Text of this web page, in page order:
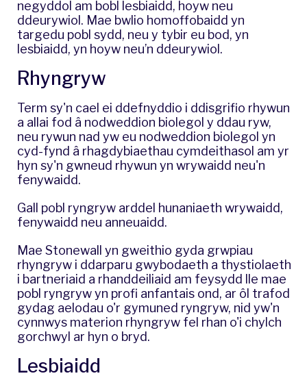
negyddol am bobl lesbiaidd, hoyw neu
ddeurywiol. Mae bwlio homoffobaidd yn
targedu pobl sydd, neu y tybir eu bod, yn
lesbiaidd, yn hoyw neu’n ddeurywiol.
​Rhyngryw
Term sy'n cael ei ddefnyddio i ddisgrifio rhywun
a allai fod â nodweddion biolegol y ddau ryw,
neu rywun nad yw eu nodweddion biolegol yn
cyd-fynd â rhagdybiaethau cymdeithasol am yr
hyn sy'n gwneud rhywun yn wrywaidd neu'n
fenywaidd.
Gall pobl ryngryw arddel hunaniaeth wrywaidd,
fenywaidd neu anneuaidd.
Mae Stonewall yn gweithio gyda grwpiau
rhyngryw i ddarparu gwybodaeth a thystiolaeth
i bartneriaid a rhanddeiliaid am feysydd lle mae
pobl ryngryw yn profi anfantais ond, ar ôl trafod
gydag aelodau o'r gymuned ryngryw, nid yw'n
cynnwys materion rhyngryw fel rhan o'i chylch
gorchwyl ar hyn o bryd.
Lesbiaidd